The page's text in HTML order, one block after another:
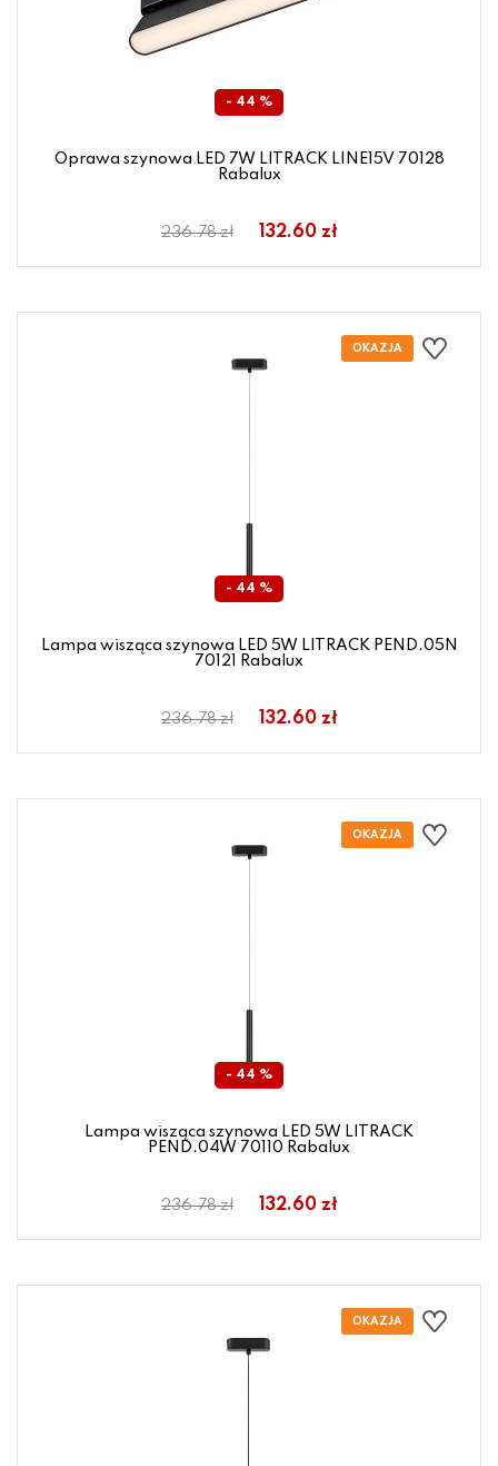
- 44 %
Oprawa szynowa LED 7W LITRACK LINE15V 70128
Rabalux
236.78 zł 132.60 zł
- 44 %
Lampa wisząca szynowa LED 5W LITRACK PEND.05N
70121 Rabalux
236.78 zł 132.60 zł
- 44 %
Lampa wisząca szynowa LED 5W LITRACK
PEND.04W 70110 Rabalux
236.78 zł 132.60 zł